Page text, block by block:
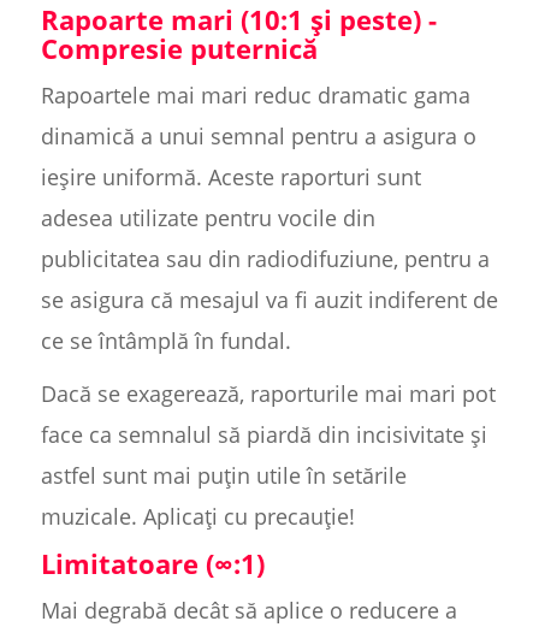
Rapoarte mari (10:1 și peste) -
Compresie puternică
Rapoartele mai mari reduc dramatic gama
dinamică a unui semnal pentru a asigura o
ieșire uniformă. Aceste raporturi sunt
adesea utilizate pentru vocile din
publicitatea sau din radiodifuziune, pentru a
se asigura că mesajul va fi auzit indiferent de
ce se întâmplă în fundal.
Dacă se exagerează, raporturile mai mari pot
face ca semnalul să piardă din incisivitate și
astfel sunt mai puțin utile în setările
muzicale. Aplicați cu precauție!
Limitatoare (∞:1)
Mai degrabă decât să aplice o reducere a